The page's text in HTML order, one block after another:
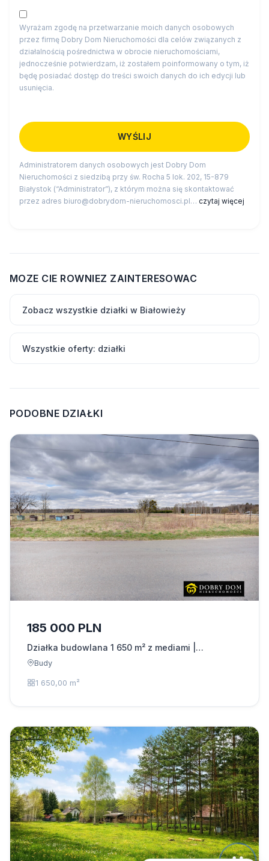
Wyrażam zgodę na przetwarzanie moich danych osobowych
przez firmę Dobry Dom Nieruchomości dla celów związanych z
działalnością pośrednictwa w obrocie nieruchomościami,
jednocześnie potwierdzam, iż zostałem poinformowany o tym, iż
będę posiadać dostęp do treści swoich danych do ich edycji lub
usunięcia.
Administratorem danych osobowych jest Dobry Dom
Nieruchomości z siedzibą przy św. Rocha 5 lok. 202, 15-879
Białystok (“Administrator”), z którym można się skontaktować
przez adres biuro@dobrydom-nieruchomosci.pl… czytaj więcej
MOZE CIE ROWNIEZ ZAINTERESOWAC
Zobacz wszystkie działki w Białowieży
Wszystkie oferty: działki
PODOBNE DZIAŁKI
185 000 PLN
Działka budowlana 1 650 m² z mediami |…
Budy
1 650,00 m²